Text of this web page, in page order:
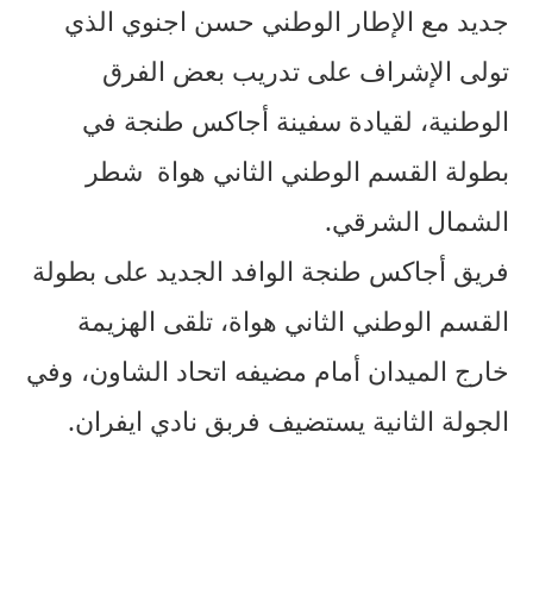
جديد مع الإطار الوطني حسن اجنوي الذي
تولى الإشراف على تدريب بعض الفرق
الوطنية، لقيادة سفينة أجاكس طنجة في
بطولة القسم الوطني الثاني هواة شطر
الشمال الشرقي.
فريق أجاكس طنجة الوافد الجديد على بطولة
القسم الوطني الثاني هواة، تلقى الهزيمة
خارج الميدان أمام مضيفه اتحاد الشاون، وفي
الجولة الثانية يستضيف فربق نادي ايفران.